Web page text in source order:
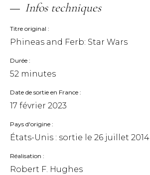
Infos techniques
Titre original
Phineas and Ferb: Star Wars
Durée
52 minutes
Date de sortie en France
17 février 2023
Pays d'origine
États-Unis : sortie le 26 juillet 2014
Réalisation
Robert F. Hughes